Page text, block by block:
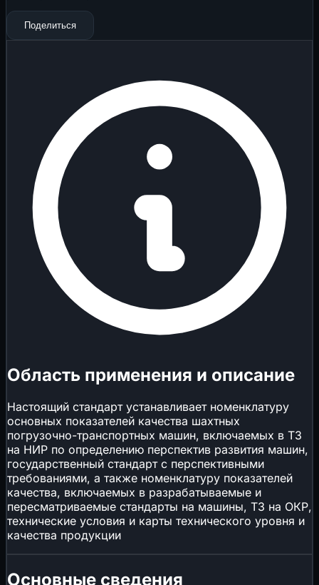
Поделиться
Область применения и описание
Настоящий стандарт устанавливает номенклатуру
основных показателей качества шахтных
погрузочно-транспортных машин, включаемых в ТЗ
на НИР по определению перспектив развития машин,
государственный стандарт с перспективными
требованиями, а также номенклатуру показателей
качества, включаемых в разрабатываемые и
пересматриваемые стандарты на машины, ТЗ на ОКР,
технические условия и карты технического уровня и
качества продукции
Основные сведения